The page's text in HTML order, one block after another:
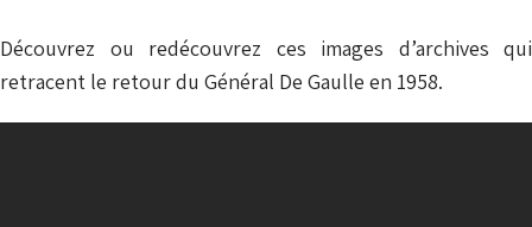
Découvrez ou redécouvrez ces images d’archives qui
retracent le retour du Général De Gaulle en 1958.